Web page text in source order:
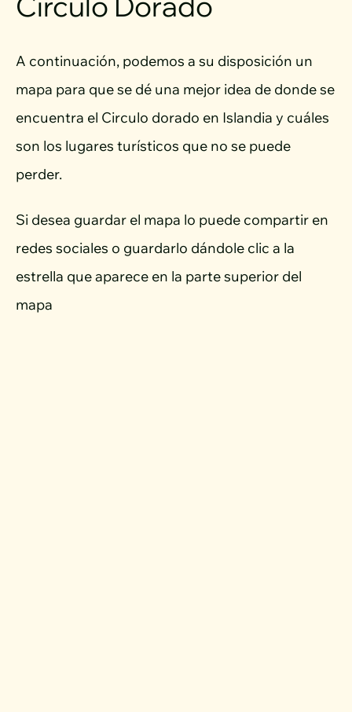
A continuación, podemos a su disposición un
mapa para que se dé una mejor idea de donde se
encuentra el Circulo dorado en Islandia y cuáles
son los lugares turísticos que no se puede
perder.
Si desea guardar el mapa lo puede compartir en
redes sociales o guardarlo dándole clic a la
estrella que aparece en la parte superior del
mapa